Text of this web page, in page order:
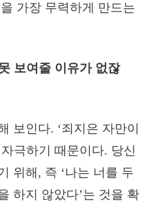
가장 무력하게 만드는
보여줄 이유가 없잖
보인다. ‘죄지은 자만이
극하기 때문이다. 당신
위해, 즉 ‘나는 너를 두
하지 않았다’는 것을 확